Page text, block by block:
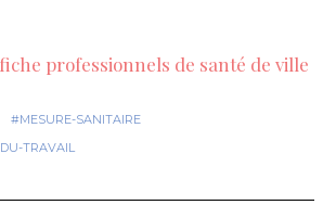
professionnels de santé de ville
#MESURE-SANITAIRE
TRAVAIL